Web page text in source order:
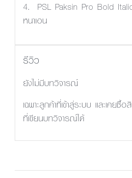
4. PSL Paksin Pro Bold
หนาเอน
รีวิว
ยังไม่มีบทวิจารณ์
เฉพาะลูกค้าที่เข้าสู่ระบบ และเคยซื้
ที่เขียนบทวิจารณ์ได้